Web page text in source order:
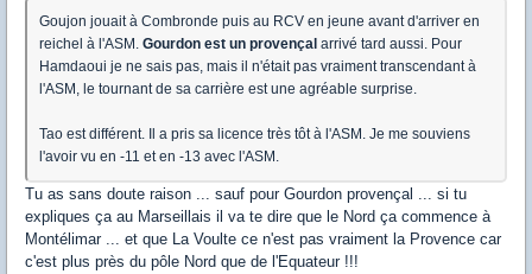
Goujon jouait à Combronde puis au RCV en jeune avant d'arriver en
reichel à l'ASM. Gourdon est un provençal arrivé tard aussi. Pour
Hamdaoui je ne sais pas, mais il n'était pas vraiment transcendant à
l'ASM, le tournant de sa carrière est une agréable surprise.
Tao est différent. Il a pris sa licence très tôt à l'ASM. Je me souviens
l'avoir vu en -11 et en -13 avec l'ASM.
Tu as sans doute raison ... sauf pour Gourdon provençal ... si tu
expliques ça au Marseillais il va te dire que le Nord ça commence à
Montélimar ... et que La Voulte ce n'est pas vraiment la Provence car
c'est plus près du pôle Nord que de l'Equateur !!!